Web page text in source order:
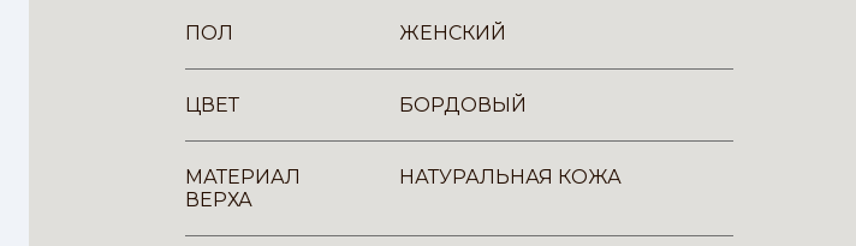
ПОЛ ЖЕНСКИЙ
ЦВЕТ БОРДОВЫЙ
МАТЕРИАЛ
ВЕРХА
НАТУРАЛЬНАЯ КОЖА